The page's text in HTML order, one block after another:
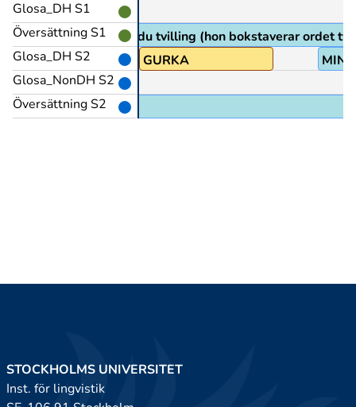
Glosa_DH S1
Översättning S1
Glosa_DH S2
Glosa_NonDH S2
Översättning S2
Hur tecknar du tvilling (hon bokstaverar ordet
GRÖN
GURKA
STOCKHOLMS UNIVERSITET
Inst. för lingvistik